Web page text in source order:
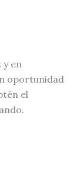
y en
oportunidad
el